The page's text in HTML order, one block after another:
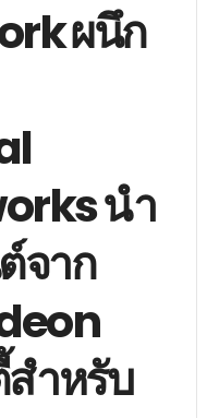
ผนึก
นำ
จาก
ำหรับ